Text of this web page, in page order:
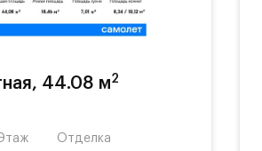
44.08 м2
Отделка